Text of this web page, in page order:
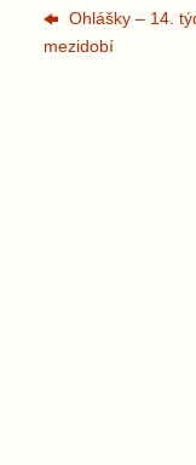
Ohlášky – 14.
mezidobí